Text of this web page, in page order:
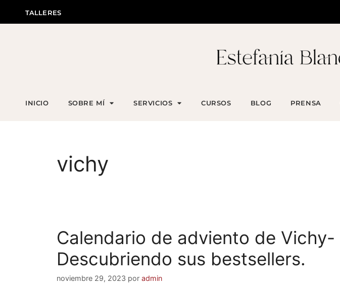
TALLERES
INICIO SOBRE MÍ SERVICIOS CURSOS BLOG PRENSA
vichy
Calendario de adviento de Vichy-
Descubriendo sus bestsellers.
noviembre 29, 2023 por admin